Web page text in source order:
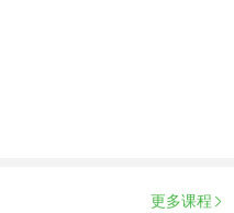
更多课程